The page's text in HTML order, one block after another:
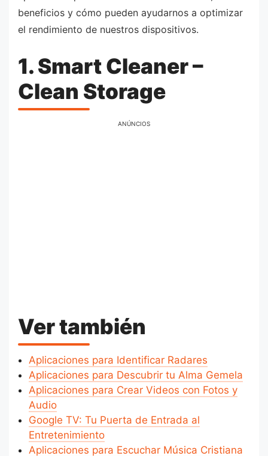
beneficios y cómo pueden ayudarnos a optimizar
el rendimiento de nuestros dispositivos.
1. Smart Cleaner –
Clean Storage
ANÚNCIOS
Ver también
Aplicaciones para Identificar Radares
Aplicaciones para Descubrir tu Alma Gemela
Aplicaciones para Crear Videos con Fotos y
Audio
Google TV: Tu Puerta de Entrada al
Entretenimiento
Aplicaciones para Escuchar Música Cristiana